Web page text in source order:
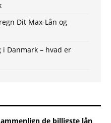
Dit Max-Lån og
Danmark – hvad er
de billigste lån